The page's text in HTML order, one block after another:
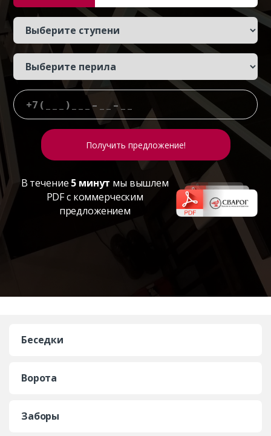
В течение 5 минут мы вышлем
PDF с коммерческим
предложением
Беседки
Ворота
Заборы